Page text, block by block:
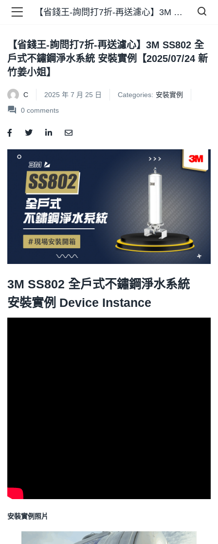
)
)
王 )
【省錢王-詢問打7折-再送濾心】3M SS802 全戶式不鏽鋼淨水系統 安裝實例【2025/07/24 新竹姜小姐】
【省錢王-詢問打7折-再送濾心】3M SS802 全
戶式不鏽鋼淨水系統 安裝實例【2025/07/24 新
竹姜小姐】
C 2025 年 7 月 25 日 Categories: 安裝實例
0 comments
3M SS802 全戶式不鏽鋼淨水系統
安裝實例 Device Instance
安裝實例照片